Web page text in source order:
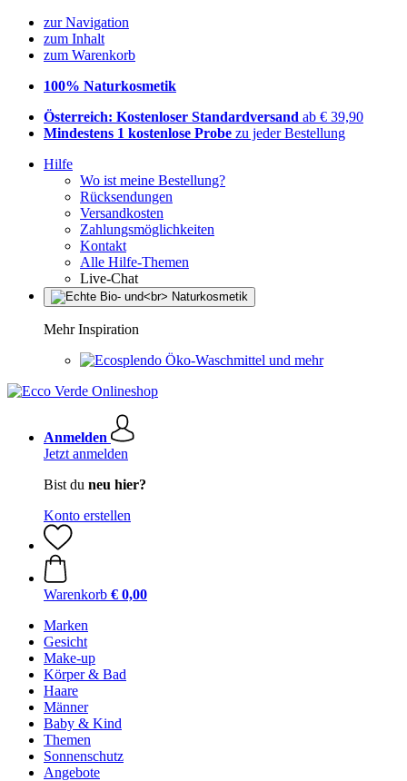
zur Navigation
zum Inhalt
zum Warenkorb
100% Naturkosmetik
Österreich: Kostenloser Standardversand ab € 39,90
Mindestens 1 kostenlose Probe zu jeder Bestellung
Hilfe
Wo ist meine Bestellung?
Rücksendungen
Versandkosten
Zahlungsmöglichkeiten
Kontakt
Alle Hilfe-Themen
Live-Chat
Mehr Inspiration
Öko-Waschmittel und mehr
Anmelden
Jetzt anmelden
Bist du neu hier?
Konto erstellen
Warenkorb € 0,00
Marken
Gesicht
Make-up
Körper & Bad
Haare
Männer
Baby & Kind
Themen
Sonnenschutz
Angebote